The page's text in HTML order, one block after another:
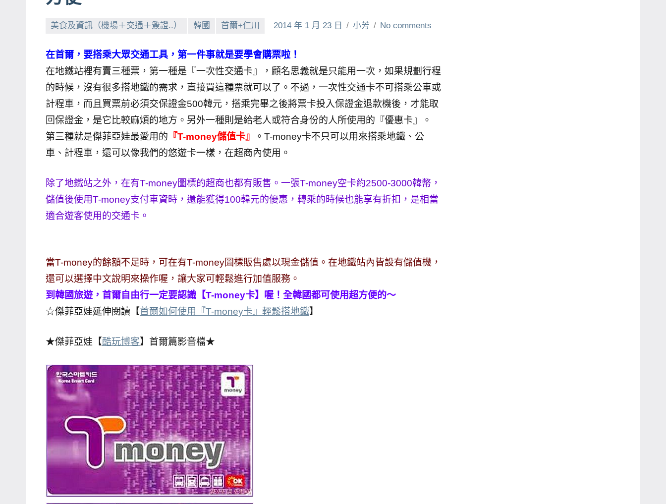
News
探
號
節
目
班
底、
外
景
目
主
吳
泰
國
旅
遊
者、
表
動
主
學
校
美食及資訊（機場＋交通＋簽證..） 韓國 首爾+仁川 2014 年 1 月 23 日 小芳 No comments
在首爾，要搭乘大眾交通工具，第一件事就是要學會購票啦！
在地鐵站裡有賣三種票，第一種是『一次性交通卡』，顧名思義就是只能用一次，如果規劃行程
的時候，沒有很多搭地鐵的需求，直接買這種票就可以了。不過，一次性交通卡不可搭乘公車或
計程車，而且買票前必須交保證金500韓元，搭乘完畢之後將票卡投入保證金退款機後，才能取
回保證金，是它比較麻煩的地方。另外一種則是給老人或符合身份的人所使用的『優惠卡』。
第三種就是傑菲亞娃最愛用的 『T-money儲值卡』
。T-money卡不只可以用來搭乘地鐵、公
車、計程車，還可以像我們的悠遊卡一樣，在超商內使用。
除了地鐵站之外，在有T-money圖標的超商也都有販售。一張T-money空卡約2500-3000韓幣，
儲值後使用T-money支付車資時，還能獲得100韓元的優惠，轉乘的時候也能享有折扣，是相當
適合遊客使用的交通卡。
當T-money的餘額不足時，可在有T-money圖標販售處以現金儲值。在地鐵站內皆設有儲值機，
還可以選擇中文說明來操作喔，讓大家可輕鬆進行加值服務。
到韓國旅遊，首爾自由行一定要認識【T-money卡】喔！全韓國都可使用超方便的～
☆傑菲亞娃延伸閱讀【首爾如何使用『T-money卡』輕鬆搭地鐵】
★傑菲亞娃【酷玩博客】首爾篇影音檔★